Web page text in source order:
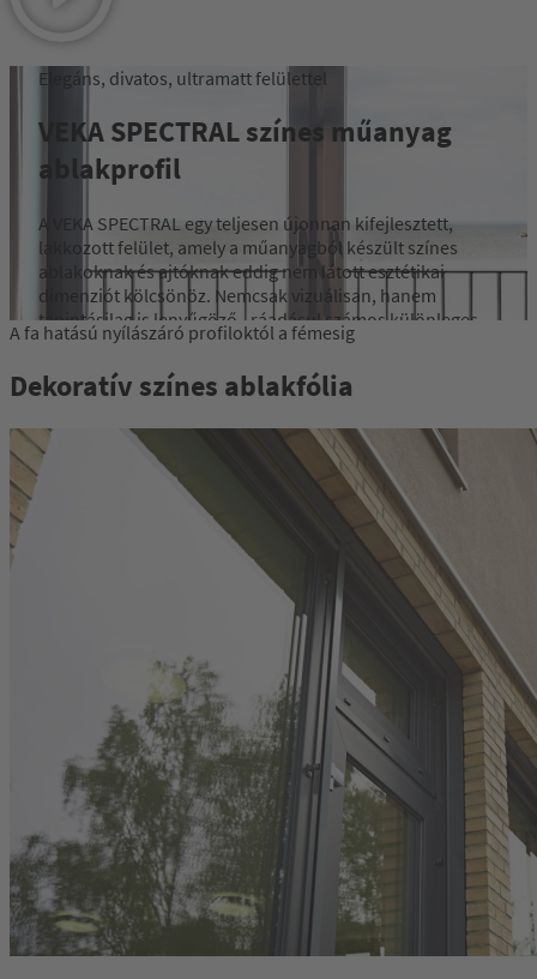
Elegáns, divatos, ultramatt felülettel
VEKA SPECTRAL színes műanyag
ablakprofil
A VEKA SPECTRAL egy teljesen újonnan kifejlesztett,
lakkozott felület, amely a műanyagból készült színes
ablakoknak és ajtóknak eddig nem látott esztétikai
dimenziót kölcsönöz. Nemcsak vizuálisan, hanem
tapintásilag is lenyűgöző - ráadásul számos különleges
műszaki tulajdonsággal.
Tovább
A fa hatású nyílászáró profiloktól a fémesig
Dekoratív színes ablakfólia